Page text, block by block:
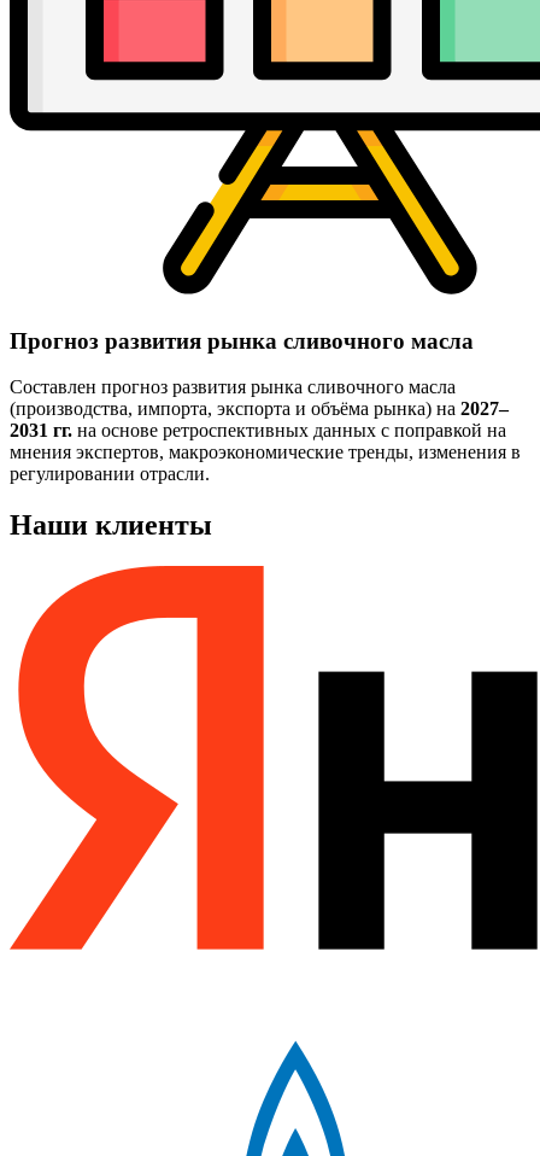
Прогноз развития рынка сливочного масла
Составлен прогноз развития рынка сливочного масла
(производства, импорта, экспорта и объёма рынка) на 2027–
2031 гг. на основе ретроспективных данных с поправкой на
мнения экспертов, макроэкономические тренды, изменения в
регулировании отрасли.
Наши клиенты